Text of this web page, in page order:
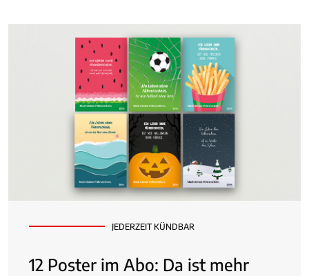
JEDERZEIT KÜNDBAR
12 Poster im Abo: Da ist mehr